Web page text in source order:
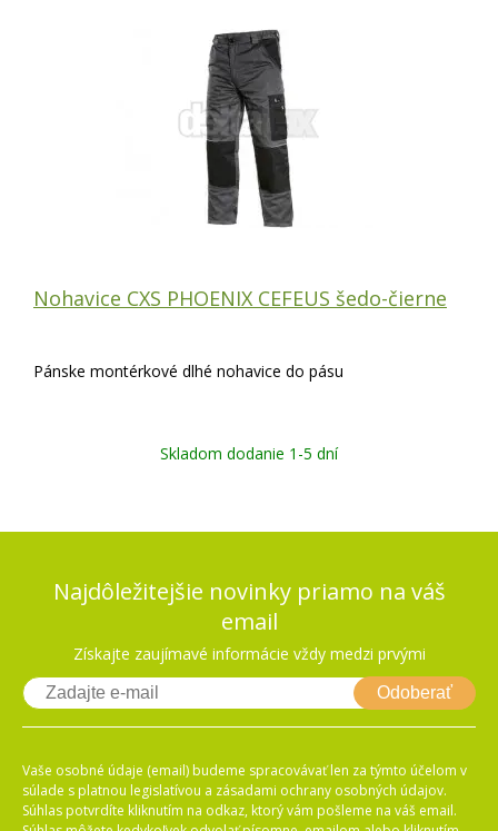
Nohavice CXS PHOENIX CEFEUS šedo-čierne
Pánske montérkové dlhé nohavice do pásu
Skladom dodanie 1-5 dní
Najdôležitejšie novinky priamo na váš
email
Získajte zaujímavé informácie vždy medzi prvými
Odoberať
Vaše osobné údaje (email) budeme spracovávať len za týmto účelom v
súlade s platnou legislatívou a zásadami ochrany osobných údajov.
Súhlas potvrdíte kliknutím na odkaz, ktorý vám pošleme na váš email.